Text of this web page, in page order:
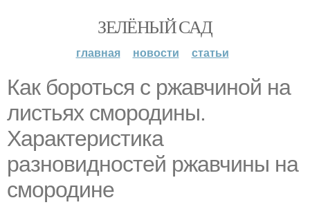
ЗЕЛЁНЫЙ САД
главная новости статьи
Как бороться с ржавчиной на
листьях смородины.
Характеристика
разновидностей ржавчины на
смородине